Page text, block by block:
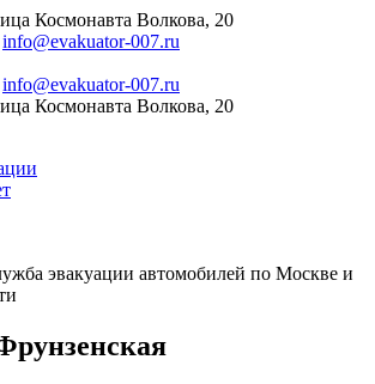
Космонавта Волкова, 20
info@evakuator-007.ru
info@evakuator-007.ru
Космонавта Волкова, 20
эвакуации автомобилей по Москве и